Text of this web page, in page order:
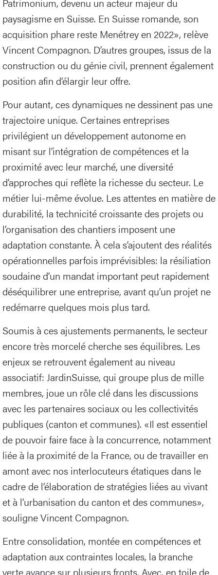
Patrimonium, devenu un acteur majeur du
paysagisme en Suisse. En Suisse romande, son
acquisition phare reste Menétrey en 2022», relève
Vincent Compagnon. D’autres groupes, issus de la
construction ou du génie civil, prennent également
position afin d’élargir leur offre.
Pour autant, ces dynamiques ne dessinent pas une
trajectoire unique. Certaines entreprises
privilégient un développement autonome en
misant sur l’intégration de compétences et la
proximité avec leur marché, une diversité
d’approches qui reflète la richesse du secteur. Le
métier lui-même évolue. Les attentes en matière de
durabilité, la technicité croissante des projets ou
l’organisation des chantiers imposent une
adaptation constante. À cela s’ajoutent des réalités
opérationnelles parfois imprévisibles: la résiliation
soudaine d’un mandat important peut rapidement
déséquilibrer une entreprise, avant qu’un projet ne
redémarre quelques mois plus tard.
Soumis à ces ajustements permanents, le secteur
encore très morcelé cherche ses équilibres. Les
enjeux se retrouvent également au niveau
associatif: JardinSuisse, qui groupe plus de mille
membres, joue un rôle clé dans les discussions
avec les partenaires sociaux ou les collectivités
publiques (canton et communes). «Il est essentiel
de pouvoir faire face à la concurrence, notamment
liée à la proximité de la France, ou de travailler en
amont avec nos interlocuteurs étatiques dans le
cadre de l’élaboration de stratégies liées au vivant
et à l’urbanisation du canton et des communes»,
souligne Vincent Compagnon.
Entre consolidation, montée en compétences et
adaptation aux contraintes locales, la branche
verte avance sur plusieurs fronts. Avec, en toile de